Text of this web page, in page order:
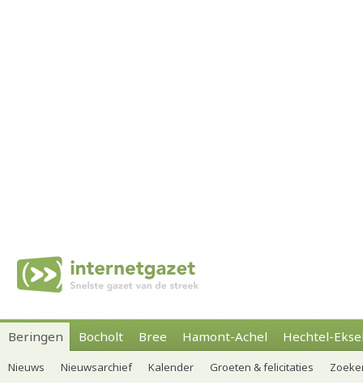
Beringen Bocholt Bree Hamont-Achel Hechtel-
Nieuws Nieuwsarchief Kalender Groeten & felicitaties